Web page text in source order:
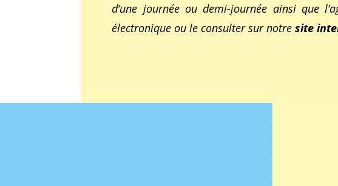
d’une journée ou demi-journée ainsi que
électronique ou le consulter sur notresite